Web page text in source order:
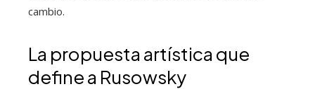
cambio.
La propuesta artística que
define a Rusowsky